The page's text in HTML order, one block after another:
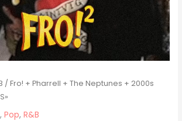
/ Fro! + Pharrell + The Neptunes + 2000s
,Pop,R&B